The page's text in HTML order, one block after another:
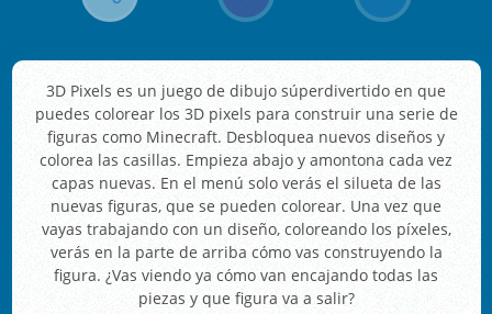
3D Pixels es un juego de dibujo súperdivertido en que
puedes colorear los 3D pixels para construir una serie de
figuras como Minecraft. Desbloquea nuevos diseños y
colorea las casillas. Empieza abajo y amontona cada vez
capas nuevas. En el menú solo verás el silueta de las
nuevas figuras, que se pueden colorear. Una vez que
vayas trabajando con un diseño, coloreando los píxeles,
verás en la parte de arriba cómo vas construyendo la
figura. ¿Vas viendo ya cómo van encajando todas las
piezas y que figura va a salir?